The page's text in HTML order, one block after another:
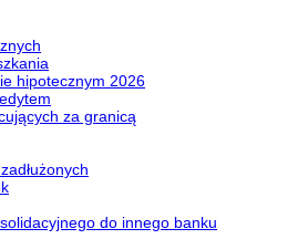
hipotecznym 2026
za granicą
do innego banku